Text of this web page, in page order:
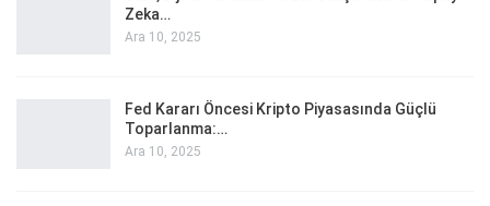
Zeka…
Ara 10, 2025
Fed Kararı Öncesi Kripto Piyasasında Güçlü
Toparlanma:…
Ara 10, 2025